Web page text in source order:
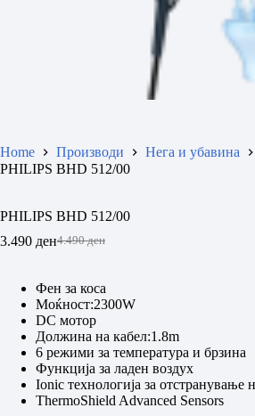
Home Производи Нега и убавина
PHILIPS BHD 512/00
PHILIPS BHD 512/00
4.490ден
Original
4.490 ден.
3.490 денCurrent
3.490 ден.
Фен за коса
Моќност:2300W
DC мотор
Должина на кабел:1.8m
6 режими за температура и брзина
Функција за ладен воздух
Ionic технологија за отстранување
ThermoShield Advanced Sensors